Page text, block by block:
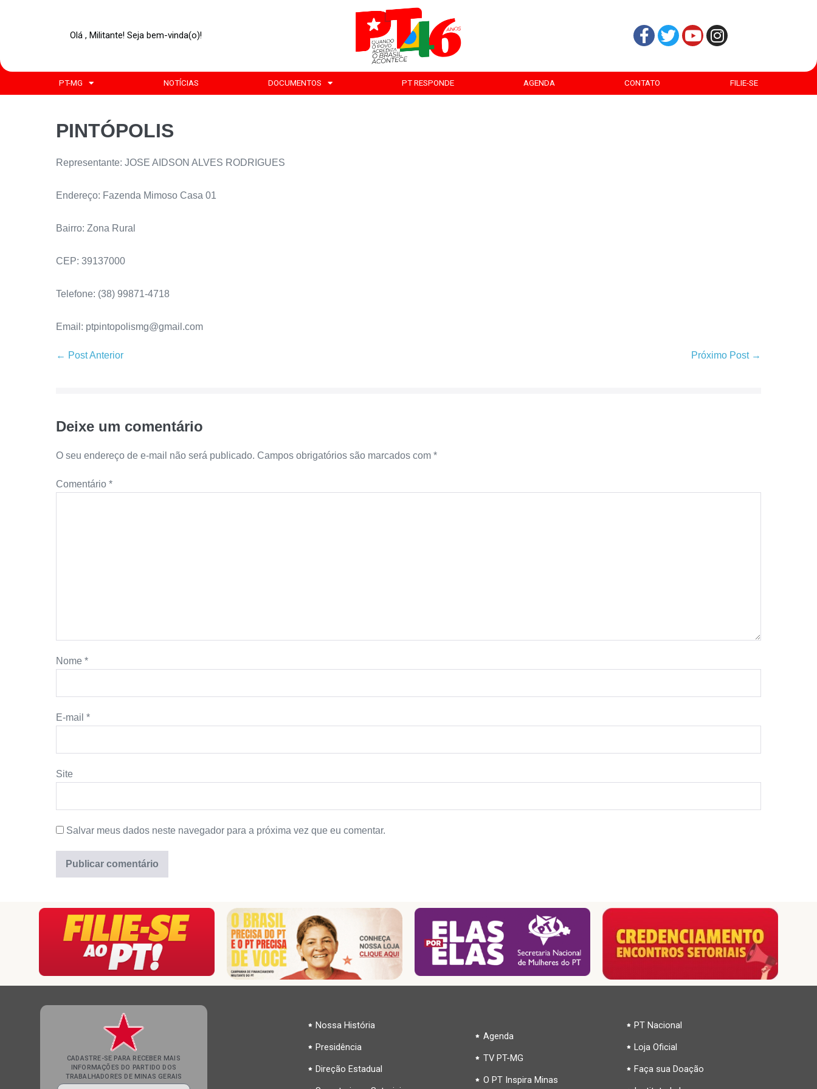
Olá , Militante! Seja bem-vinda(o)!
PT-MG NOTÍCIAS DOCUMENTOS PT RESPONDE AGENDA CONTATO FILIE-SE
PINTÓPOLIS
Representante: JOSE AIDSON ALVES RODRIGUES
Endereço: Fazenda Mimoso Casa 01
Bairro: Zona Rural
CEP: 39137000
Telefone: (38) 99871-4718
Email: ptpintopolismg@gmail.com
← Post Anterior Próximo Post →
Deixe um comentário
O seu endereço de e-mail não será publicado. Campos obrigatórios são marcados com *
Comentário *
Nome *
E-mail *
Site
Salvar meus dados neste navegador para a próxima vez que eu comentar.
CADASTRE-SE PARA RECEBER MAIS
INFORMAÇÕES DO PARTIDO DOS
TRABALHADORES DE MINAS GERAIS
Nossa História
Presidência
Direção Estadual
Agenda
TV PT-MG
O PT Inspira Minas
PT Nacional
Loja Oficial
Faça sua Doação